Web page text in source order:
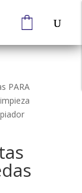
PARA